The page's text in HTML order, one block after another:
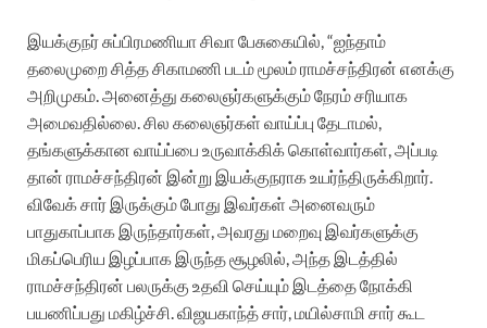
இயக்குநர் சுப்பிரமணியா சிவா பேசுகையில், “ஐந்தாம்
தலைமுறை சித்த சிகாமணி படம் மூலம் ராமச்சந்திரன் எனக்கு
அறிமுகம். அனைத்து கலைஞர்களுக்கும் நேரம் சரியாக
அமைவதில்லை. சில கலைஞர்கள் வாய்ப்பு தேடாமல்,
தங்களுக்கான வாய்ப்பை உருவாக்கிக் கொள்வார்கள், அப்படி
தான் ராமச்சந்திரன் இன்று இயக்குநராக உயர்ந்திருக்கிறார்.
விவேக் சார் இருக்கும் போது இவர்கள் அனைவரும்
பாதுகாப்பாக இருந்தார்கள், அவரது மறைவு இவர்களுக்கு
மிகப்பெரிய இழப்பாக இருந்த சூழலில், அந்த இடத்தில்
ராமச்சந்திரன் பலருக்கு உதவி செய்யும் இடத்தை நோக்கி
பயணிப்பது மகிழ்ச்சி. விஜயகாந்த் சார், மயில்சாமி சார் கூட